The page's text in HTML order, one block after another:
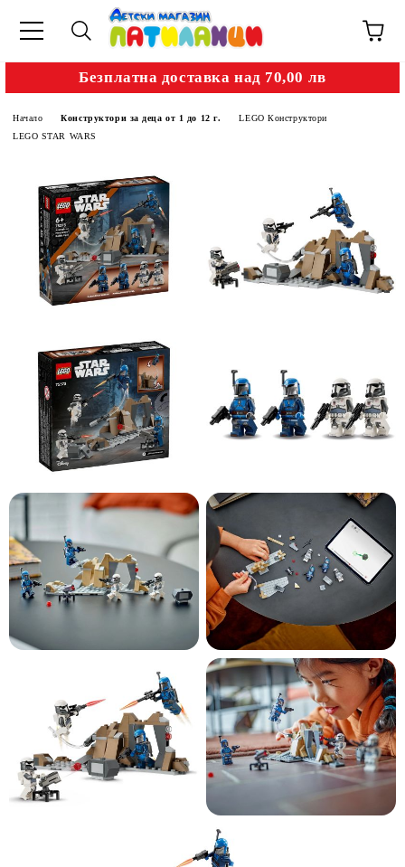
Безплатна доставка над 70,00 лв
Начало Конструктори за деца от 1 до 12 г.
LEGO Конструктори
LEGO STAR WARS